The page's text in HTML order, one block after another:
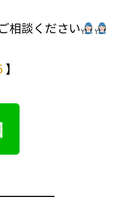
相談ください
】